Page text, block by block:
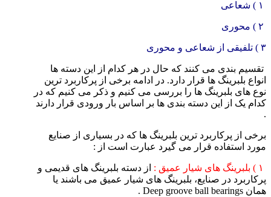
۳ ) تلفیقی از شعاعی و محوری
تقسیم بندی می کنند که حال در هر کدام از این دسته ها
انواع بلبرینگ ها قرار دارد. در ادامه برخی از پرکاربرد ترین
نوع های بلبرینگ ها را بررسی می کنیم و ذکر می کنیم که در
کدام یک از این دسته بندی ها بر اساس بار ورودی قرار دارند
.
برخی از پرکاربرد ترین بلبرینگ ها که در بسیاری از صنایع
مورد استفاده قرار می گیرد عبارت است از :
از دسته بلبرینگ های قدیمی و
پرکاربرد در صنایع، بلبرینگ های شیار عمیق می باشند یا
همان Deep groove ball bearings .